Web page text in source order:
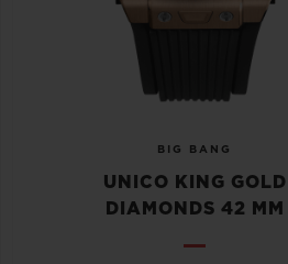
BIG BANG
UNICO KING GOLD
DIAMONDS 42 MM